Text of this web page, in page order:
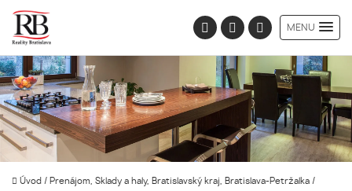
MENU
Úvod / Prenájom, Sklady a haly, Bratislavský kraj, Bratislava-Petržalka /